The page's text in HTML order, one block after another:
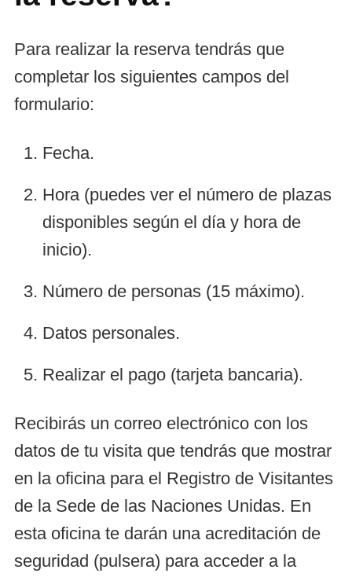
Para realizar la reserva tendrás que
completar los siguientes campos del
formulario:
Fecha.
Hora (puedes ver el número de plazas
disponibles según el día y hora de
inicio).
Número de personas (15 máximo).
Datos personales.
Realizar el pago (tarjeta bancaria).
Recibirás un correo electrónico con los
datos de tu visita que tendrás que mostrar
en la oficina para el Registro de Visitantes
de la Sede de las Naciones Unidas. En
esta oficina te darán una acreditación de
seguridad (pulsera) para acceder a la